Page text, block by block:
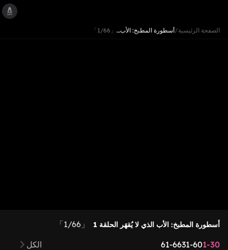
الصفحة الرئيسية/أسطورة المطبخ: الأب… 「1/66」
أسطورة المطبخ: الأب الذي لا يُقهَر الحلقة 1
「1/66」
1-30
31-60
61-66 الكل